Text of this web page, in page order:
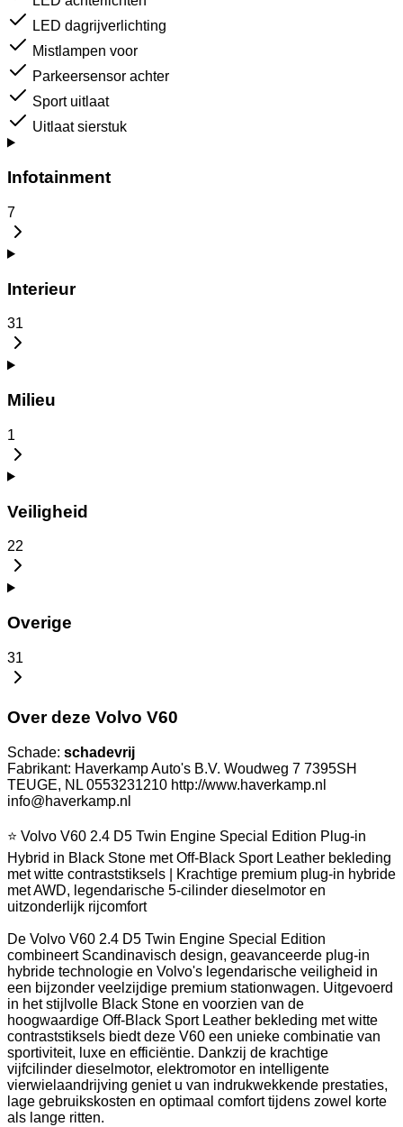
LED dagrijverlichting
Mistlampen voor
Parkeersensor achter
Sport uitlaat
Uitlaat sierstuk
Infotainment
7
Interieur
31
Milieu
1
Veiligheid
22
Overige
31
Over deze Volvo V60
Schade: schadevrij
Fabrikant: Haverkamp Auto's B.V. Woudweg 7 7395SH
TEUGE, NL 0553231210 http://www.haverkamp.nl
info@haverkamp.nl
⭐ Volvo V60 2.4 D5 Twin Engine Special Edition Plug-in
Hybrid in Black Stone met Off-Black Sport Leather bekleding
met witte contraststiksels | Krachtige premium plug-in hybride
met AWD, legendarische 5-cilinder dieselmotor en
uitzonderlijk rijcomfort
De Volvo V60 2.4 D5 Twin Engine Special Edition
combineert Scandinavisch design, geavanceerde plug-in
hybride technologie en Volvo's legendarische veiligheid in
een bijzonder veelzijdige premium stationwagen. Uitgevoerd
in het stijlvolle Black Stone en voorzien van de
hoogwaardige Off-Black Sport Leather bekleding met witte
contraststiksels biedt deze V60 een unieke combinatie van
sportiviteit, luxe en efficiëntie. Dankzij de krachtige
vijfcilinder dieselmotor, elektromotor en intelligente
vierwielaandrijving geniet u van indrukwekkende prestaties,
lage gebruikskosten en optimaal comfort tijdens zowel korte
als lange ritten.